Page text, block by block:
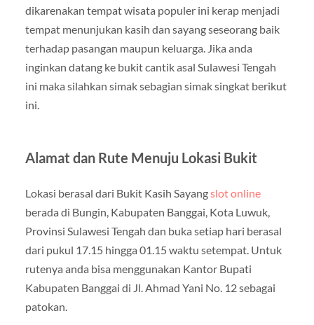
dikarenakan tempat wisata populer ini kerap menjadi
tempat menunjukan kasih dan sayang seseorang baik
terhadap pasangan maupun keluarga. Jika anda
inginkan datang ke bukit cantik asal Sulawesi Tengah
ini maka silahkan simak sebagian simak singkat berikut
ini.
Alamat dan Rute Menuju Lokasi Bukit
Lokasi berasal dari Bukit Kasih Sayangslot online
berada di Bungin, Kabupaten Banggai, Kota Luwuk,
Provinsi Sulawesi Tengah dan buka setiap hari berasal
dari pukul 17.15 hingga 01.15 waktu setempat. Untuk
rutenya anda bisa menggunakan Kantor Bupati
Kabupaten Banggai di Jl. Ahmad Yani No. 12 sebagai
patokan.